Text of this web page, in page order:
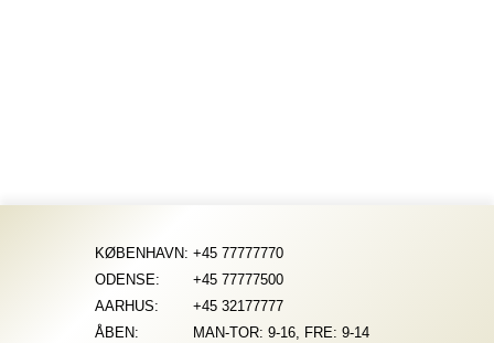
KØBENHAVN: +45 77777770
ODENSE:
+45 77777500
AARHUS:
+45 32177777
ÅBEN:
MAN-TOR: 9-16, FRE: 9-14